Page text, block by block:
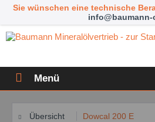
Sie wünschen eine technische
Menü
Übersicht Dowcal 200 E